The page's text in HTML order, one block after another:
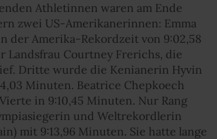
Athletinnen waren am Ende
zwei US-Amerikanerinnen: Emma
der Amerika-Rekordzeit von 9:02,58
Landsfrau Courtney Frerichs, die
Dritte wurde die Kenianerin Hyvin
Minuten. Beatrice Chepkoech
in 9:10,45 Minuten. Nur Rang
und Weltrekordlerin
mit 9:13,96 Minuten. Sie hatte lange